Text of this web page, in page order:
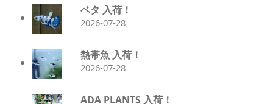
ベタ 入荷！
2026-07-28
熱帯魚 入荷！
2026-07-28
ADA PLANTS 入荷！